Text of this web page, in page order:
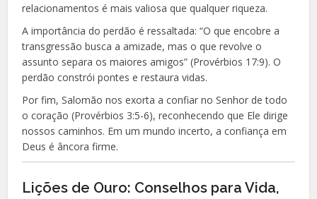
relacionamentos é mais valiosa que qualquer riqueza.
A importância do perdão é ressaltada: “O que encobre a
transgressão busca a amizade, mas o que revolve o
assunto separa os maiores amigos” (Provérbios 17:9). O
perdão constrói pontes e restaura vidas.
Por fim, Salomão nos exorta a confiar no Senhor de todo
o coração (Provérbios 3:5-6), reconhecendo que Ele dirige
nossos caminhos. Em um mundo incerto, a confiança em
Deus é âncora firme.
Lições de Ouro: Conselhos para Vida,